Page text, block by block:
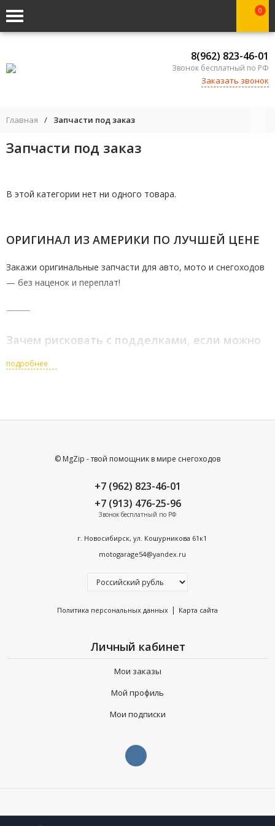
0
8(962) 823-46-01
Звонок бесплатный по РФ
Заказать звонок
Главная / Запчасти под заказ
Запчасти под заказ
В этой категории нет ни одного товара.
ОРИГИНАЛ ИЗ АМЕРИКИ ПО ЛУЧШЕЙ ЦЕНЕ
Закажи оригинальные запчасти для авто, мото и снегоходов
— без наценок и переплат!
⸻
Зачем рисковать с подделками, если можно
заказать оригинал
Подходит для:
✅ Снегоходов (Ski-Doo, Polaris и другие)
КОНКУРЕНТОВ ?
✅Никаких переплат посредникам
КАК СДЕЛАТЬ ЗАКАЗ?
3. Подтверди заказ — и жди свою запчасть!
ХОЧЕШЬ ОРИГИНАЛ ИЗ АМЕРИКИ — ЗА
подробнее
© MgZip - твой помощник в мире снегоходов
+7 (962) 823-46-01
+7 (913) 476-25-96
Звонок бесплатный по РФ
г. Новосибирск, ул. Кошурникова 61к1
motogarage54@yandex.ru
Политика персональных данных | Карта сайта
Личный кабинет
Мои заказы
Мой профиль
Мои подписки